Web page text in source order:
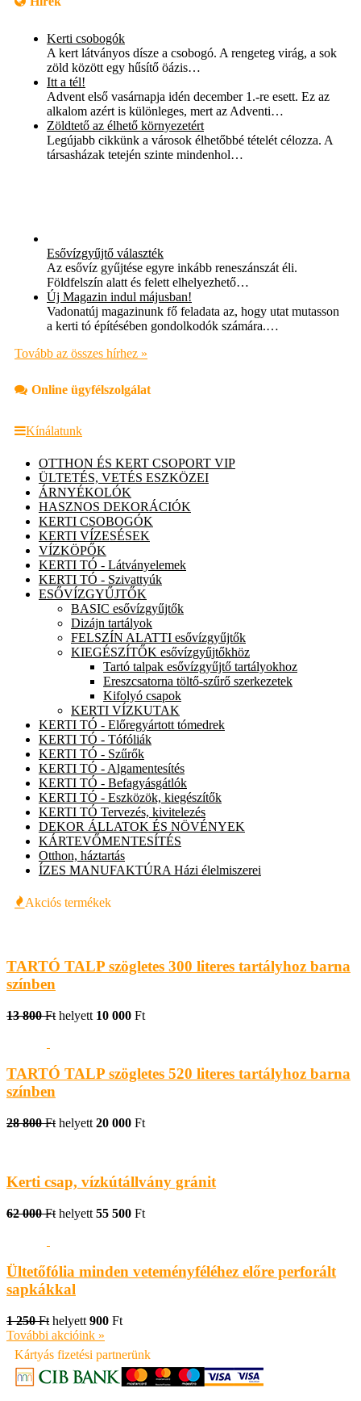
Kerti csobogók
A kert látványos dísze a csobogó. A rengeteg virág, a sok
zöld között egy hűsítő öázis…
Itt a tél!
Advent első vasárnapja idén december 1.-re esett. Ez az
alkalom azért is különleges, mert az Adventi…
Zöldtető az élhető környezetért
Legújabb cikkünk a városok élhetőbbé tételét célozza. A
társasházak tetején szinte mindenhol…
Esővízgyűjtő választék
Az esővíz gyűjtése egyre inkább reneszánszát éli.
Földfelszín alatt és felett elhelyezhető…
Új Magazin indul májusban!
Vadonatúj magazinunk fő feladata az, hogy utat mutasson
a kerti tó építésében gondolkodók számára.…
Tovább az összes hírhez »
Online ügyfélszolgálat
Kínálatunk
OTTHON ÉS KERT CSOPORT VIP
ÜLTETÉS, VETÉS ESZKÖZEI
ÁRNYÉKOLÓK
HASZNOS DEKORÁCIÓK
KERTI CSOBOGÓK
KERTI VÍZESÉSEK
VÍZKÖPŐK
KERTI TÓ - Látványelemek
KERTI TÓ - Szivattyúk
ESŐVÍZGYŰJTŐK
BASIC esővízgyűjtők
Dizájn tartályok
FELSZÍN ALATTI esővízgyűjtők
KIEGÉSZÍTŐK esővízgyűjtőkhöz
Tartó talpak esővízgyűjtő tartályokhoz
Ereszcsatorna töltő-szűrő szerkezetek
Kifolyó csapok
KERTI VÍZKUTAK
KERTI TÓ - Előregyártott tómedrek
KERTI TÓ - Tófóliák
KERTI TÓ - Szűrők
KERTI TÓ - Algamentesítés
KERTI TÓ - Befagyásgátlók
KERTI TÓ - Eszközök, kiegészítők
KERTI TÓ Tervezés, kivitelezés
DEKOR ÁLLATOK ÉS NÖVÉNYEK
KÁRTEVŐMENTESÍTÉS
Otthon, háztartás
ÍZES MANUFAKTÚRA Házi élelmiszerei
Akciós termékek
TARTÓ TALP szögletes 300 literes tartályhoz barna
színben
13 800 Ft helyett 10 000 Ft
TARTÓ TALP szögletes 520 literes tartályhoz barna
színben
28 800 Ft helyett 20 000 Ft
Kerti csap, vízkútállvány gránit
62 000 Ft helyett 55 500 Ft
Ültetőfólia minden veteményféléhez előre perforált
sapkákkal
1 250 Ft helyett 900 Ft
További akcióink »
Kártyás fizetési partnerünk